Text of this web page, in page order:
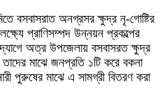
বসবাসরাত অনগ্রসর ক্ষুদ্র নৃ-গোষ্টির
প্রাণিসম্পদ উন্নয়ন প্রকল্পের
অত্র উপজেলায় বসবাসরত ক্ষুদ্র
মাঝে জনপ্রতি ১টি করে বকনা
মাঝে এ সামগ্রী বিতরণ করা